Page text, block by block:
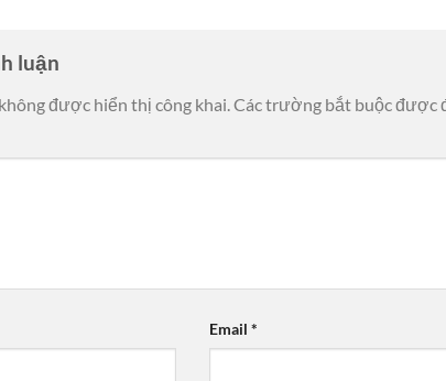
luận
được hiển thị công khai. Các trường bắt buộc được
Email*